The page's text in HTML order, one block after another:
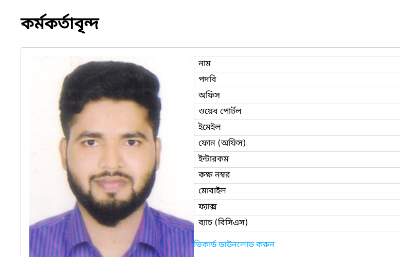
কর্মকর্তাবৃন্দ
নাম
পদবি
অফিস
ওয়েব পোর্টল
ইমেইল
ফোন (অফিস)
ইন্টারকম
কক্ষ নম্বর
মোবাইল
ফ্যাক্স
ব্যাচ (বিসিএস)
ভিকার্ড ডাউনলোড করুন